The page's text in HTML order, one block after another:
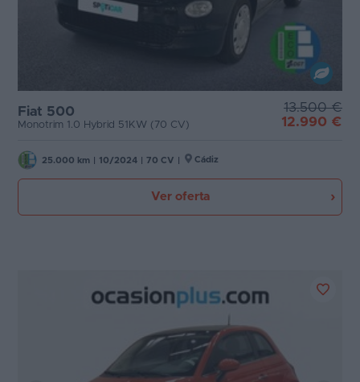
Fiat 500
Monotrim 1.0 Hybrid 51KW (70 CV)
13.500 €
12.990 €
25.000 km 10/2024 70 CV Cádiz
Ver oferta